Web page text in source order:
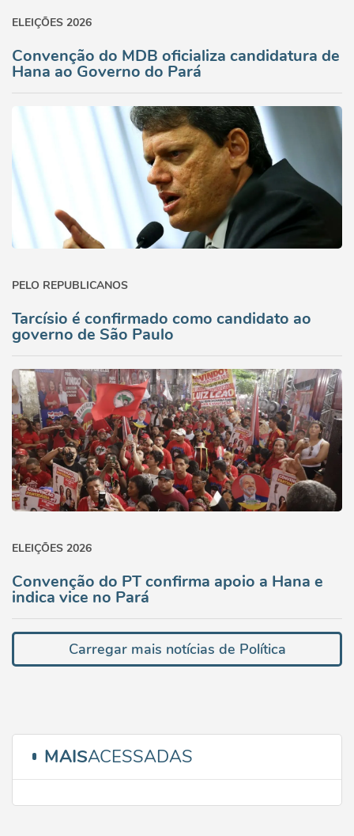
ELEIÇÕES 2026
Convenção do MDB oficializa candidatura de
Hana ao Governo do Pará
PELO REPUBLICANOS
Tarcísio é confirmado como candidato ao
governo de São Paulo
ELEIÇÕES 2026
Convenção do PT confirma apoio a Hana e
indica vice no Pará
Carregar mais notícias de Política
MAISACESSADAS